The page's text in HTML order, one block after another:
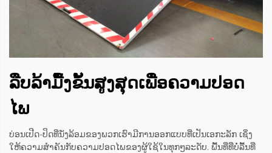
ລືບລ້າມື້ງຂັ້ນສູງສຸດເພື່ອຄວາມປອດ
ໄພ
ບ່ອນເປີດ-ປິດທີ່ນັ່ງລ້ອມຂອງພວກເຮົາມີການອອກແບບທີ່ເປັນເອກະລັກ ເຊິ່ງ
ໃຫ້ຄວາມສຳຄັນກັບຄວາມປອດໄພຂອງຜູ້ໃຊ້ໃນທຸກໆລະດັບ. ພື້ນທີ່ທີ່ບໍ່ລື້ນທີ່